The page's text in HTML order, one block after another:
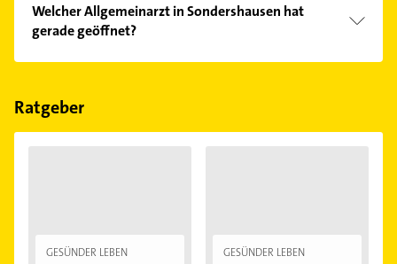
Kundenmeinungen und profitieren Sie von den
Empfehlungen. Die Suchergebnisse können Sie sich
einfach nachBewertungensortiert anzeigen lassen.
Welcher Allgemeinarzt in Sondershausen hat
gerade geöffnet?
Im Anbieter-Bereich finden Sie alleÖffnungszeiten.
Feiertagen abweichen können.
Ratgeber
GESÜNDER LEBEN GESÜNDER LEBEN